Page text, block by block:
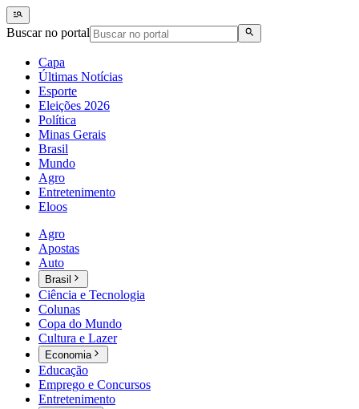
Buscar no portal
Capa
Últimas Notícias
Esporte
Eleições 2026
Política
Minas Gerais
Brasil
Mundo
Agro
Entretenimento
Eloos
Agro
Apostas
Auto
Brasil
Ciência e Tecnologia
Colunas
Copa do Mundo
Cultura e Lazer
Economia
Educação
Emprego e Concursos
Entretenimento